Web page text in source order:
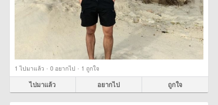
1 ไปมาแล้ว · 0 อยากไป · 1 ถูกใจ
ไปมาแล้ว อยากไป ถูกใจ